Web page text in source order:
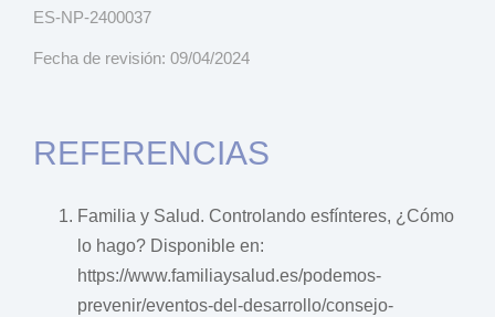
ES-NP-2400037
Fecha de revisión: 09/04/2024
REFERENCIAS
Familia y Salud. Controlando esfínteres, ¿Cómo
lo hago? Disponible en:
https://www.familiaysalud.es/podemos-
prevenir/eventos-del-desarrollo/consejo-